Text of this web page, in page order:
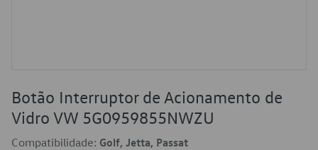
Botão Interruptor de Acionamento de
Vidro VW 5G0959855NWZU
Compatibilidade: Golf, Jetta, Passat